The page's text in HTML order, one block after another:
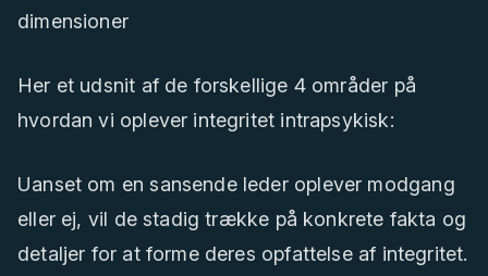
dimensioner
Her et udsnit af de forskellige 4 områder på
hvordan vi oplever integritet intrapsykisk:
Uanset om en sansende leder oplever modgang
eller ej, vil de stadig trække på konkrete fakta og
detaljer for at forme deres opfattelse af integritet.